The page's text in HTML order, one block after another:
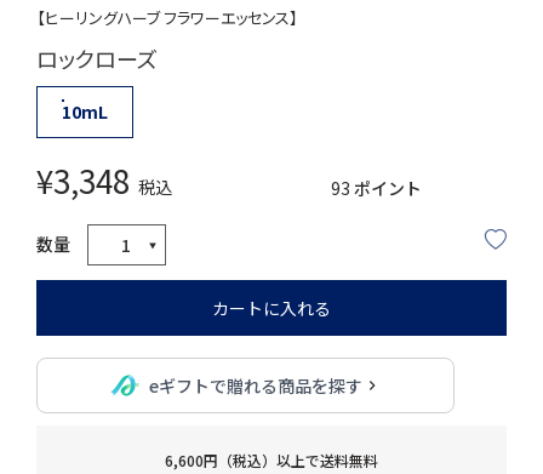
【ヒーリングハーブ フラワーエッセンス】
ロックローズ
10mL
¥3,348 税込 93 ポイント
カートに入れる
eギフトで贈れる商品を探す
6,600円（税込）以上で送料無料